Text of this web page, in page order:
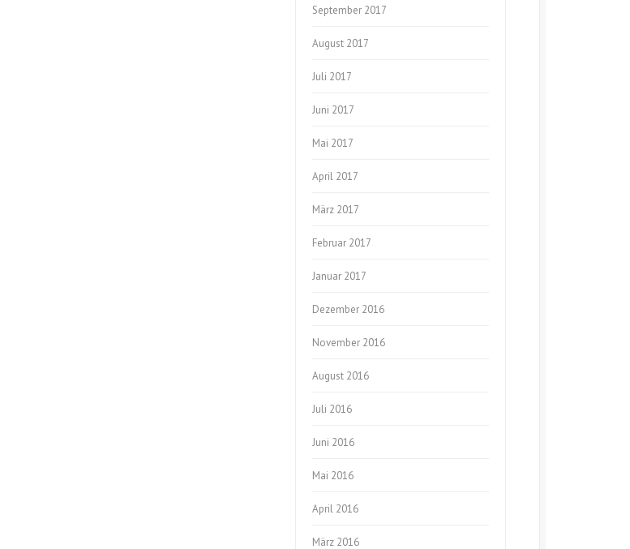
September 2017
August 2017
Juli 2017
Juni 2017
Mai 2017
April 2017
März 2017
Februar 2017
Januar 2017
Dezember 2016
November 2016
August 2016
Juli 2016
Juni 2016
Mai 2016
April 2016
März 2016